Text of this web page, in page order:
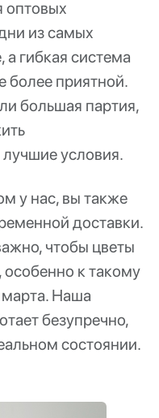
оптовых
из самых
гибкая система
более приятной.
большая партия,
условия.
у нас, вы также
доставки.
чтобы цветы
к такому
Наша
безупречно,
состоянии.